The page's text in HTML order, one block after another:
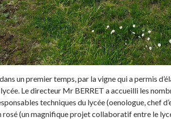
un premier temps, par la vigne qui a permis
Le directeur Mr BERRET a accueilli les
techniques du lycée (oenologue, chef
rosé (un magnifique projet collaboratif entre le